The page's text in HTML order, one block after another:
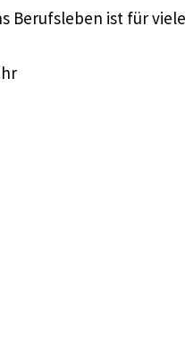
Berufsleben ist für